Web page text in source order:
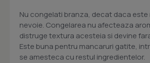
Nu congelati branza, decat daca
nevoie. Congelarea nu afecteaza
distruge textura acesteia si devine
Este buna pentru mancaruri gatite,
se amesteca cu restul ingredientelor.